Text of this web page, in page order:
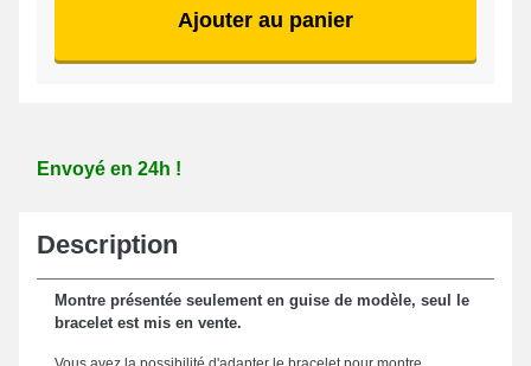
Ajouter au panier
Envoyé en 24h !
Description
Montre présentée seulement en guise de modèle, seul le
bracelet est mis en vente.